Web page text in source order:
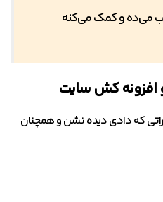
می‌ده و کمک می‌کنه
که دادی دیده نشن و همچنان